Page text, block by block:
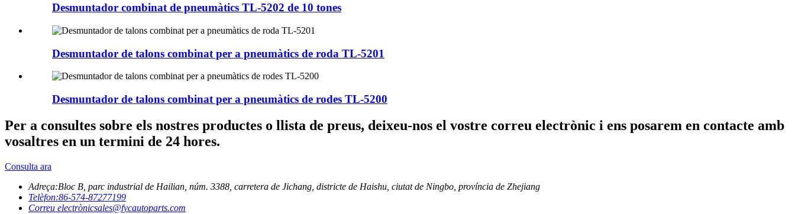
Desmuntador combinat de pneumàtics TL-5202 de 10 tones
Desmuntador de talons combinat per a pneumàtics de roda TL-5201
Desmuntador de talons combinat per a pneumàtics de rodes TL-5200
Per a consultes sobre els nostres productes o llista de preus, deixeu-nos el vostre correu electrònic i ens posarem en contacte amb
vosaltres en un termini de 24 hores.
Consulta ara
Adreça:Bloc B, parc industrial de Hailian, núm. 3388, carretera de Jichang, districte de Haishu, ciutat de Ningbo, província de Zhejiang
Telèfon:86-574-87277199
Correu electrònicsales@fycautoparts.com